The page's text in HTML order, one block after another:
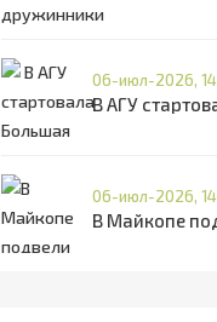
06-июл-2026,
В АГУ
06-июл-2026,
В Майкопе